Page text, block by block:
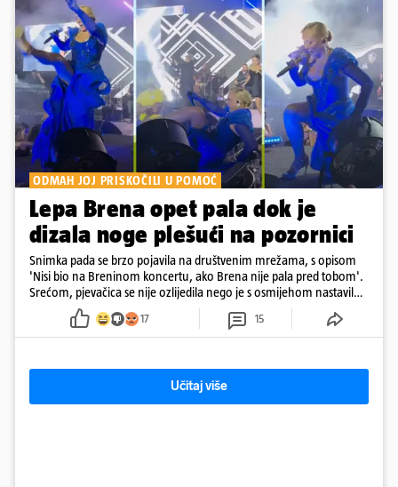
ODMAH JOJ PRISKOČILI U POMOĆ
Lepa Brena opet pala dok je
dizala noge plešući na pozornici
Snimka pada se brzo pojavila na društvenim mrežama, s opisom
'Nisi bio na Breninom koncertu, ako Brena nije pala pred tobom'.
Srećom, pjevačica se nije ozlijedila nego je s osmijehom nastavila
17 15
Učitaj više